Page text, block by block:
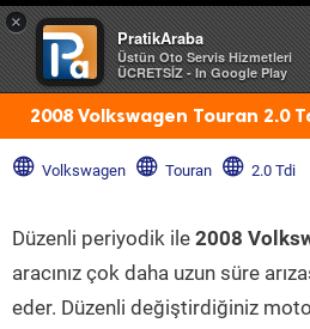
×
PratikAraba
Üstün Oto Servis Hizmetleri
ÜCRETSİZ - In Google Play
2008 Volkswagen Touran 2.0
Volkswagen Touran 2.0 Tdi
Düzenli periyodik ile 2008
aracınız çok daha uzun süre
eder. Düzenli değiştirdiğiniz